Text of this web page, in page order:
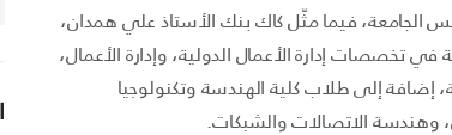
الجامعة، فيما مثّل كاك بنك الأستاذ علي همدان،
تخصصات إدارة الأعمال الدولية، وإدارة الأعمال،
إضافة إلى طلاب كلية الهندسة وتكنولوجيا